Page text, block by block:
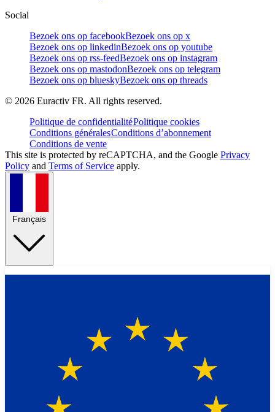
Social
Bezoek ons op facebookBezoek ons op x
Bezoek ons op linkedinBezoek ons op youtube
Bezoek ons op rss-feedBezoek ons op instagram
Bezoek ons op mastodonBezoek ons op telegram
Bezoek ons op blueskyBezoek ons op threads
© 2026 Euractiv FR. All rights reserved.
Politique de confidentialitéPolitique cookies
Conditions généralesConditions d’abonnement
Conditions de vente
This site is protected by reCAPTCHA, and the Google Privacy
Policy and Terms of Service apply.
Français